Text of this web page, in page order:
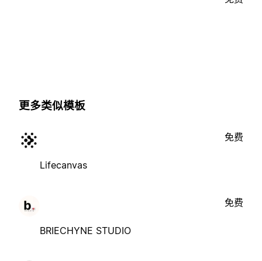
更多类似模板
Lifecanvas
免费
BRIECHYNE STUDIO
免费